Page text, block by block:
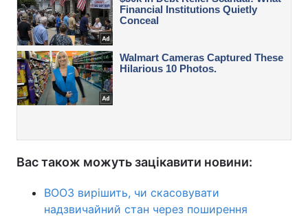
Вас також можуть зацікавити новини:
ВООЗ вирішить, чи скасовувати
надзвичайний стан через поширення